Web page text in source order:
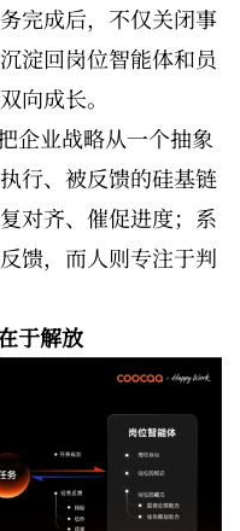
完成后，不仅关闭事
淀回岗位智能体和员
向成长。
企业战略从一个抽象
行、被反馈的硅基链
对齐、催促进度；系
馈，而人则专注于判
于解放